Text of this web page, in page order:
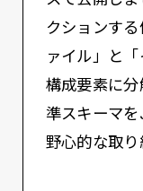
クションす
ァイル」と
構成要素に
準スキーマ
野心的な取り